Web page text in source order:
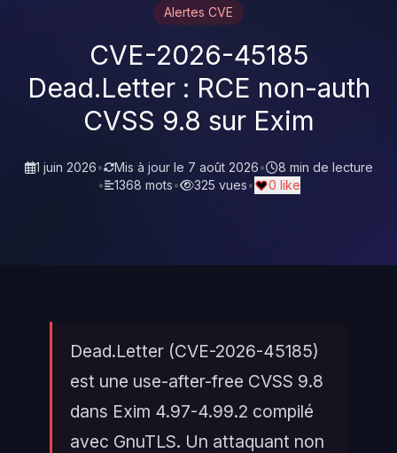
Alertes CVE
CVE-2026-45185
Dead.Letter : RCE non-auth
CVSS 9.8 sur Exim
1 juin 2026• Mis à jour le 7 août 2026•
8 min de lecture
•
1368 mots• 325 vues• 0 like
Dead.Letter (CVE-2026-45185)
est une use-after-free CVSS 9.8
dans Exim 4.97-4.99.2 compilé
avec GnuTLS. Un attaquant non